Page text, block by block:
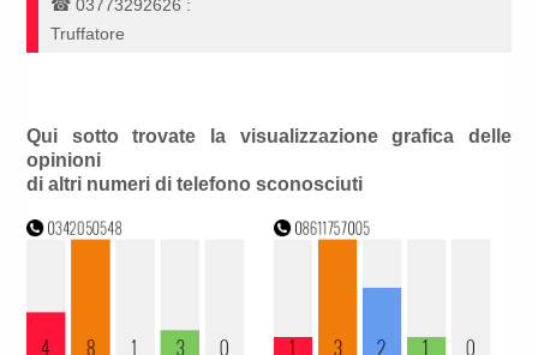
☎03773292626 :
Truffatore
Qui sotto trovate la visualizzazione grafica delle
opinioni
di altri numeri di telefono sconosciuti